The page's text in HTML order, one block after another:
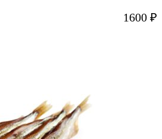
1600 ₽